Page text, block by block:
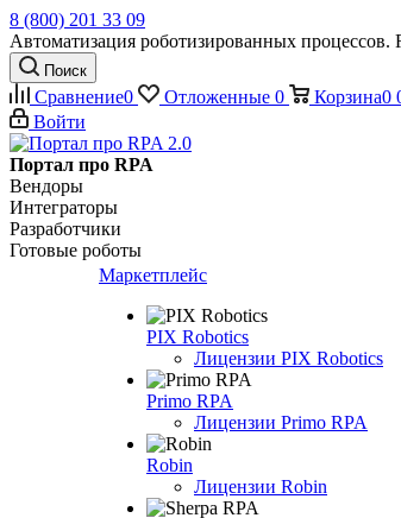
8 (800) 201 33 09
Автоматизация роботизированных процессов.
Поиск
Сравнение0 Отложенные 0 Корзина0
Войти
Портал про RPA
Вендоры
Интеграторы
Разработчики
Готовые роботы
Маркетплейс
PIX Robotics
Лицензии PIX Robotics
Primo RPA
Лицензии Primo RPA
Robin
Лицензии Robin